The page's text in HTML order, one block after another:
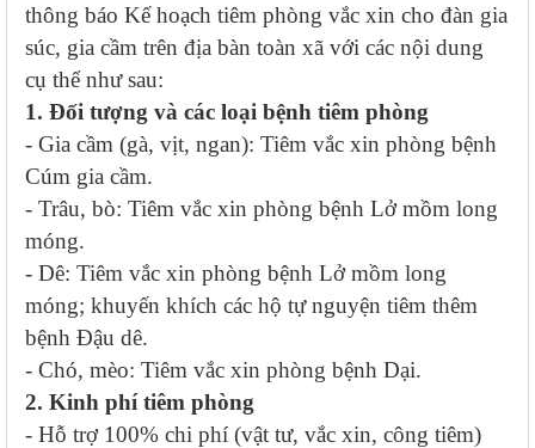
thông báo Kế hoạch tiêm phòng vắc xin cho đàn gia
súc, gia cầm trên địa bàn toàn xã với các nội dung
cụ thể như sau:
1. Đối tượng và các loại bệnh tiêm phòng
- Gia cầm (gà, vịt, ngan): Tiêm vắc xin phòng bệnh
Cúm gia cầm.
- Trâu, bò: Tiêm vắc xin phòng bệnh Lở mồm long
móng.
- Dê: Tiêm vắc xin phòng bệnh Lở mồm long
móng; khuyến khích các hộ tự nguyện tiêm thêm
bệnh Đậu dê.
- Chó, mèo: Tiêm vắc xin phòng bệnh Dại.
2. Kinh phí tiêm phòng
- Hỗ trợ 100% chi phí (vật tư, vắc xin, công tiêm)